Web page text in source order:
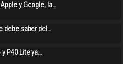
y Google, la…
debe saber del…
y P40 Lite ya…